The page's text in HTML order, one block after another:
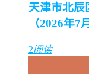
天津市北辰
（2026年7
2阅读